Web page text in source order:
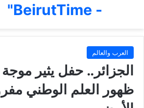
- BeirutTime"
العرب والعالم
الجزائر.. حفل يثير
ظهور العلم الوطني